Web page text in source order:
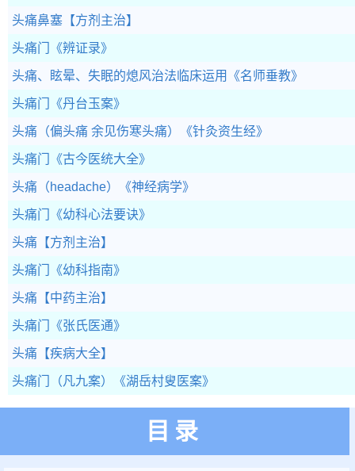
头痛鼻塞 【方剂主治】
头痛门 《辨证录》
头痛、眩晕、失眠的熄风治法临床运用 《名师垂教》
头痛门 《丹台玉案》
头痛（偏头痛 余见伤寒头痛） 《针灸资生经》
头痛门 《古今医统大全》
头痛（headache） 《神经病学》
头痛门 《幼科心法要诀》
头痛 【方剂主治】
头痛门 《幼科指南》
头痛 【中药主治】
头痛门 《张氏医通》
头痛 【疾病大全】
头痛门（凡九案） 《湖岳村叟医案》
目录